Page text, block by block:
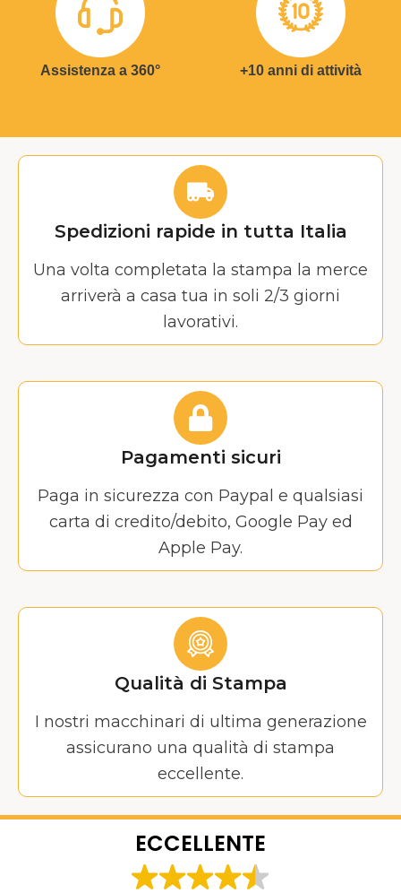
Assistenza a 360° +10 anni di attività
Spedizioni rapide in tutta Italia
Una volta completata la stampa la merce
arriverà a casa tua in soli 2/3 giorni
lavorativi.
Pagamenti sicuri
Paga in sicurezza con Paypal e qualsiasi
carta di credito/debito, Google Pay ed
Apple Pay.
Qualità di Stampa
I nostri macchinari di ultima generazione
assicurano una qualità di stampa
eccellente.
ECCELLENTE